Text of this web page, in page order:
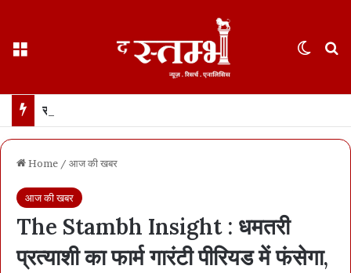
Home / आज की खबर
आज की खबर
The Stambh Insight : धमतरी
प्रत्याशी का फार्म गारंटी पीरियड में फंसेगा,